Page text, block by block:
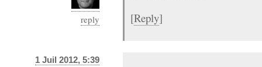
reply
[Reply]
1 Juil 2012, 5:39